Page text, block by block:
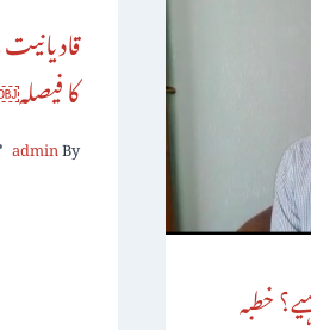
خطبہ
کا
By
admin